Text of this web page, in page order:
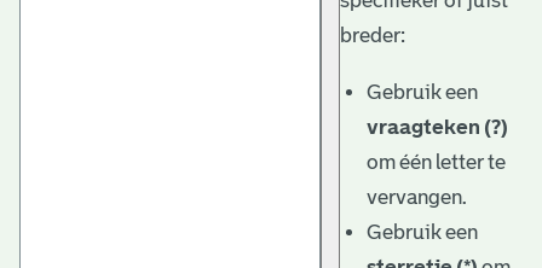
breder:
Gebruik een
vraagteken (?)
om één letter te
vervangen.
Gebruik een